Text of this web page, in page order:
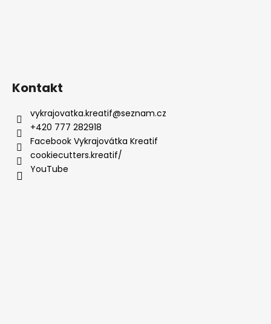
Kontakt
vykrajovatka.kreatif@seznam.cz
+420 777 282918
Facebook Vykrajovátka Kreatif
cookiecutters.kreatif/
YouTube